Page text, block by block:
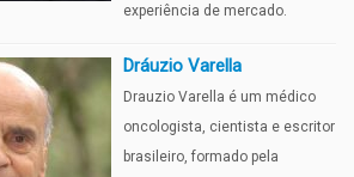
experiência de mercado.
Dráuzio Varella
Drauzio Varella é um médico
oncologista, cientista e escritor
brasileiro, formado pela